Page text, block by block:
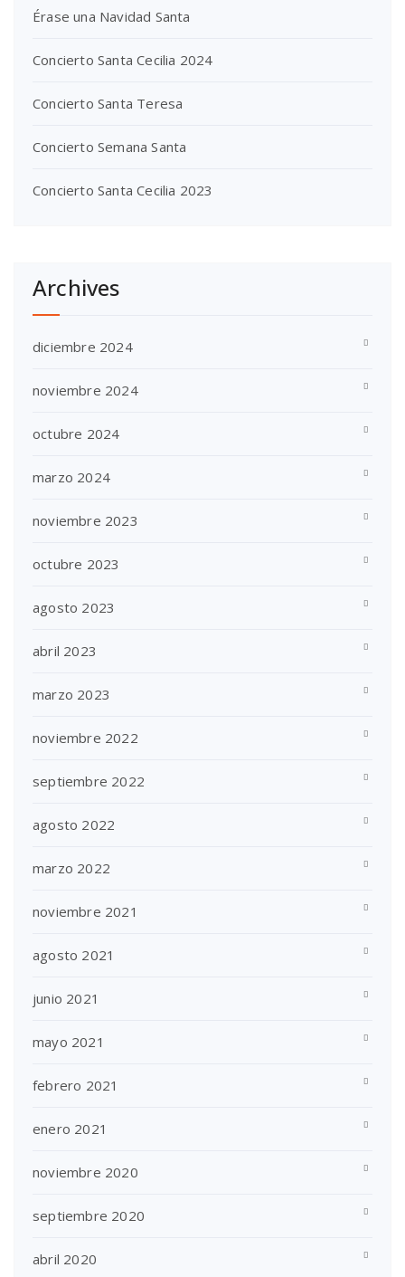
Érase una Navidad Santa
Concierto Santa Cecilia 2024
Concierto Santa Teresa
Concierto Semana Santa
Concierto Santa Cecilia 2023
Archives
diciembre 2024
noviembre 2024
octubre 2024
marzo 2024
noviembre 2023
octubre 2023
agosto 2023
abril 2023
marzo 2023
noviembre 2022
septiembre 2022
agosto 2022
marzo 2022
noviembre 2021
agosto 2021
junio 2021
mayo 2021
febrero 2021
enero 2021
noviembre 2020
septiembre 2020
abril 2020